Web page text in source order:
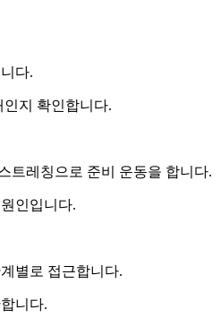
다.
인지 확인합니다.
트레칭으로 준비 운동을 합니다.
인입니다.
별로 접근합니다.
니다.